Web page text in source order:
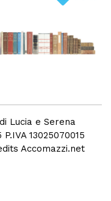
di Lucia e Serena
13025070015
Accomazzi.net